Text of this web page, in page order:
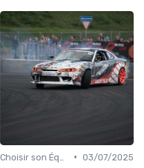
• 03/07/2025